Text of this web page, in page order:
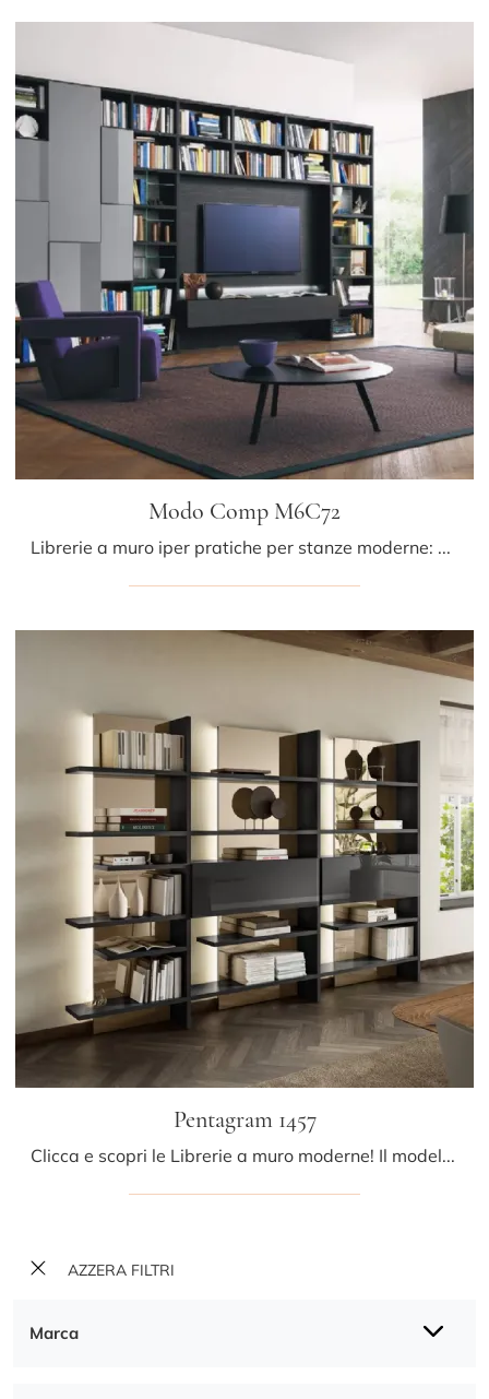
AZZERA FILTRI
Marca
Modo Comp M6C72
Librerie a muro iper pratiche per stanze moderne: ottieni informazioni sul modello Modo Comp M6C72 del brand Sangiacomo!
Pentagram 1457
Clicca e scopri le Librerie a muro moderne! Il modello Pentagram 1457 Lago saprà completare un living dinamico e operativo.